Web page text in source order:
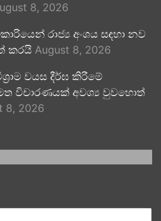
8, 2026
රාජ්‍ය අංශය සඳහා නව
කරයි August 8, 2026
වයස දීර්ඝ කිරීමේ
විචාරණයක් අවශ්‍ය වුවහොත්
8, 2026